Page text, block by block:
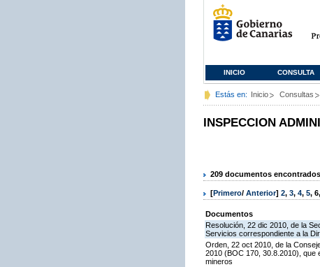
INICIO CONSULTA
Estás en: Inicio Consultas
INSPECCION
209 documentos
[Primero/ Anterior] 2, 3, 4, 5, 6,
Documentos
Resolución, 22 dic 2010, de la
Servicios correspondiente a la
Orden, 22 oct 2010, de la
2010 (BOC 170, 30.8.2010),
mineros